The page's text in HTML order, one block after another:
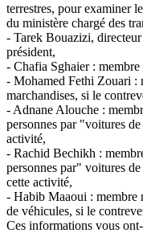
terrestres, pour examiner
du ministère chargé des
- Tarek Bouazizi, directeur
président,
- Chafia Sghaier :
- Mohamed Fethi Zouari :
marchandises, si le
- Adnane Alouche :
personnes par "voitures
activité,
- Rachid Bechikh :
personnes par" voitures
cette activité,
- Habib Maaoui : membre
de véhicules, si le
Ces informations vous